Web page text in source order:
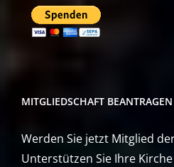
MITGLIEDSCHAFT BEANTRAGEN
Werden Sie jetzt Mitglied
Unterstützen Sie Ihre